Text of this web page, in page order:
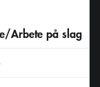
Arbete på slag